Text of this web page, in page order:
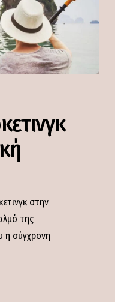
στην
της
η σύγχρονη